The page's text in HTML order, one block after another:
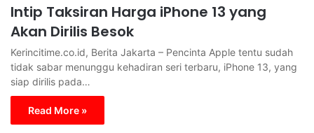
Intip Taksiran Harga iPhone 13 yang
Akan Dirilis Besok
Kerincitime.co.id, Berita Jakarta – Pencinta Apple tentu sudah
tidak sabar menunggu kehadiran seri terbaru, iPhone 13, yang
siap dirilis pada…
Read More »